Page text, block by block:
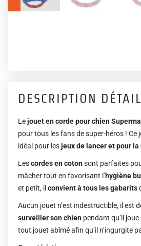
DESCRIPTION
Lejouet en corde pour chien
pour tous les fans de super-héros ! Ce
idéal pour lesjeux de lancer et pour
Lescordes en cotonsont parfaites
mâcher tout en favorisant l’hygiène
et petit, il convient à tous les gabarits
Aucun jouet n’est indestructible, il est
surveiller son chien pendant qu’il
tout jouet abîmé afin qu’il n’ingurgite